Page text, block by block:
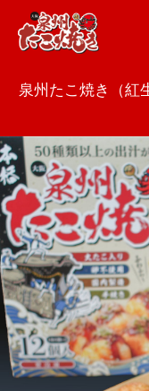
泉州たこ焼き（紅